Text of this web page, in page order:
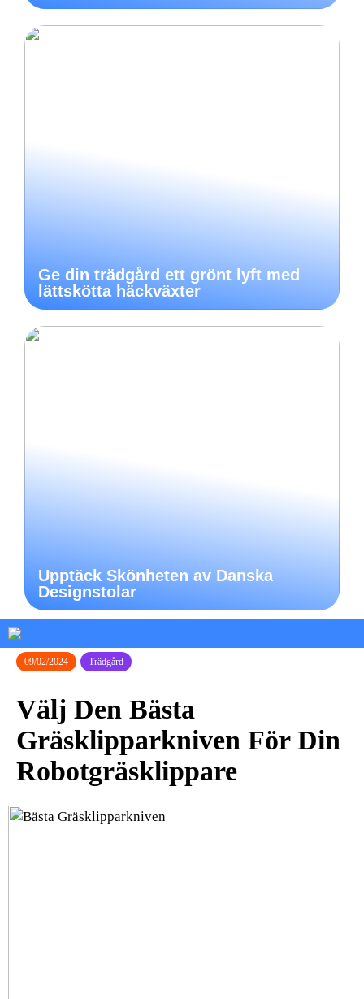
Ge din trädgård ett grönt lyft med
lättskötta häckväxter
Upptäck Skönheten av Danska
Designstolar
09/02/2024 Trädgård
Välj Den Bästa
Gräsklipparkniven För Din
Robotgräsklippare